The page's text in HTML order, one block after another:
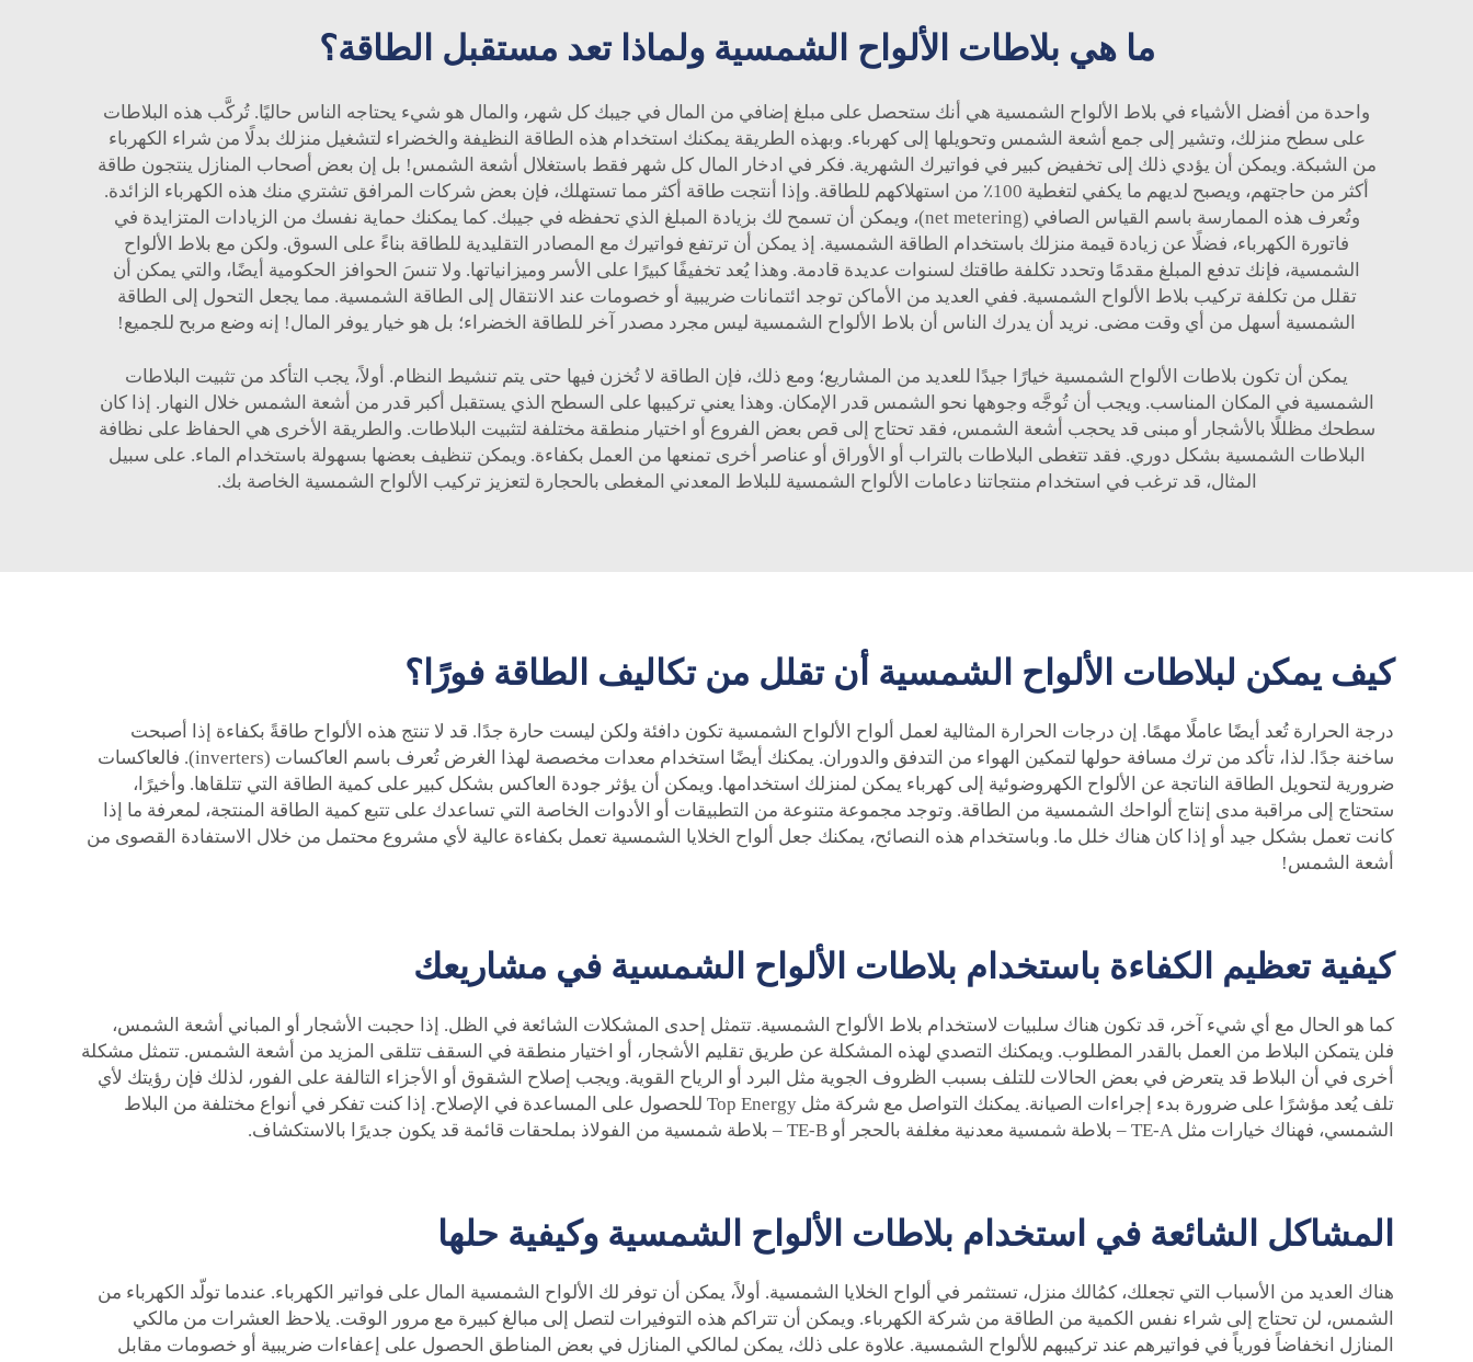
ما هي بلاطات الألواح الشمسية ولماذا تعد مستقبل الطاقة؟
واحدة من أفضل الأشياء في بلاط الألواح الشمسية هي أنك ستحصل على مبلغ إضافي من المال في جيبك كل شهر، والمال هو شيء يحتاجه الناس حاليًا. تُركَّب هذه البلاطات
على سطح منزلك، وتشير إلى جمع أشعة الشمس وتحويلها إلى كهرباء. وبهذه الطريقة يمكنك استخدام هذه الطاقة النظيفة والخضراء لتشغيل منزلك بدلًا من شراء الكهرباء
من الشبكة. ويمكن أن يؤدي ذلك إلى تخفيض كبير في فواتيرك الشهرية. فكر في ادخار المال كل شهر فقط باستغلال أشعة الشمس! بل إن بعض أصحاب المنازل ينتجون طاقة
أكثر من حاجتهم، ويصبح لديهم ما يكفي لتغطية 100٪ من استهلاكهم للطاقة. وإذا أنتجت طاقة أكثر مما تستهلك، فإن بعض شركات المرافق تشتري منك هذه الكهرباء الزائدة.
وتُعرف هذه الممارسة باسم القياس الصافي (net metering)، ويمكن أن تسمح لك بزيادة المبلغ الذي تحفظه في جيبك. كما يمكنك حماية نفسك من الزيادات المتزايدة في
فاتورة الكهرباء، فضلًا عن زيادة قيمة منزلك باستخدام الطاقة الشمسية. إذ يمكن أن ترتفع فواتيرك مع المصادر التقليدية للطاقة بناءً على السوق. ولكن مع بلاط الألواح
الشمسية، فإنك تدفع المبلغ مقدمًا وتحدد تكلفة طاقتك لسنوات عديدة قادمة. وهذا يُعد تخفيفًا كبيرًا على الأسر وميزانياتها. ولا تنسَ الحوافز الحكومية أيضًا، والتي يمكن أن
تقلل من تكلفة تركيب بلاط الألواح الشمسية. ففي العديد من الأماكن توجد ائتمانات ضريبية أو خصومات عند الانتقال إلى الطاقة الشمسية. مما يجعل التحول إلى الطاقة
الشمسية أسهل من أي وقت مضى. نريد أن يدرك الناس أن بلاط الألواح الشمسية ليس مجرد مصدر آخر للطاقة الخضراء؛ بل هو خيار يوفر المال! إنه وضع مربح للجميع!
يمكن أن تكون بلاطات الألواح الشمسية خيارًا جيدًا للعديد من المشاريع؛ ومع ذلك، فإن الطاقة لا تُخزن فيها حتى يتم تنشيط النظام. أولاً، يجب التأكد من تثبيت البلاطات
الشمسية في المكان المناسب. ويجب أن تُوجَّه وجوهها نحو الشمس قدر الإمكان. وهذا يعني تركيبها على السطح الذي يستقبل أكبر قدر من أشعة الشمس خلال النهار. إذا كان
سطحك مظللًا بالأشجار أو مبنى قد يحجب أشعة الشمس، فقد تحتاج إلى قص بعض الفروع أو اختيار منطقة مختلفة لتثبيت البلاطات. والطريقة الأخرى هي الحفاظ على نظافة
البلاطات الشمسية بشكل دوري. فقد تتغطى البلاطات بالتراب أو الأوراق أو عناصر أخرى تمنعها من العمل بكفاءة. ويمكن تنظيف بعضها بسهولة باستخدام الماء. على سبيل
المثال، قد ترغب في استخدام منتجاتنا دعامات الألواح الشمسية للبلاط المعدني المغطى بالحجارة لتعزيز تركيب الألواح الشمسية الخاصة بك.
كيف يمكن لبلاطات الألواح الشمسية أن تقلل من تكاليف الطاقة فورًا؟
درجة الحرارة تُعد أيضًا عاملًا مهمًا. إن درجات الحرارة المثالية لعمل ألواح الألواح الشمسية تكون دافئة ولكن ليست حارة جدًا. قد لا تنتج هذه الألواح طاقةً بكفاءة إذا أصبحت
ساخنة جدًا. لذا، تأكد من ترك مسافة حولها لتمكين الهواء من التدفق والدوران. يمكنك أيضًا استخدام معدات مخصصة لهذا الغرض تُعرف باسم العاكسات (inverters). فالعاكسات
ضرورية لتحويل الطاقة الناتجة عن الألواح الكهروضوئية إلى كهرباء يمكن لمنزلك استخدامها. ويمكن أن يؤثر جودة العاكس بشكل كبير على كمية الطاقة التي تتلقاها. وأخيرًا،
ستحتاج إلى مراقبة مدى إنتاج ألواحك الشمسية من الطاقة. وتوجد مجموعة متنوعة من التطبيقات أو الأدوات الخاصة التي تساعدك على تتبع كمية الطاقة المنتجة، لمعرفة ما إذا
كانت تعمل بشكل جيد أو إذا كان هناك خلل ما. وباستخدام هذه النصائح، يمكنك جعل ألواح الخلايا الشمسية تعمل بكفاءة عالية لأي مشروع محتمل من خلال الاستفادة القصوى من
أشعة الشمس!
كيفية تعظيم الكفاءة باستخدام بلاطات الألواح الشمسية في مشاريعك
كما هو الحال مع أي شيء آخر، قد تكون هناك سلبيات لاستخدام بلاط الألواح الشمسية. تتمثل إحدى المشكلات الشائعة في الظل. إذا حجبت الأشجار أو المباني أشعة الشمس،
فلن يتمكن البلاط من العمل بالقدر المطلوب. ويمكنك التصدي لهذه المشكلة عن طريق تقليم الأشجار، أو اختيار منطقة في السقف تتلقى المزيد من أشعة الشمس. تتمثل مشكلة
أخرى في أن البلاط قد يتعرض في بعض الحالات للتلف بسبب الظروف الجوية مثل البرد أو الرياح القوية. ويجب إصلاح الشقوق أو الأجزاء التالفة على الفور، لذلك فإن رؤيتك لأي
تلف يُعد مؤشرًا على ضرورة بدء إجراءات الصيانة. يمكنك التواصل مع شركة مثل Top Energy للحصول على المساعدة في الإصلاح. إذا كنت تفكر في أنواع مختلفة من البلاط
الشمسي، فهناك خيارات مثل TE-A – بلاطة شمسية معدنية مغلفة بالحجر أو TE-B – بلاطة شمسية من الفولاذ بملحقات قائمة قد يكون جديرًا بالاستكشاف.
المشاكل الشائعة في استخدام بلاطات الألواح الشمسية وكيفية حلها
هناك العديد من الأسباب التي تجعلك، كمُالك منزل، تستثمر في ألواح الخلايا الشمسية. أولاً، يمكن أن توفر لك الألواح الشمسية المال على فواتير الكهرباء. عندما تولّد الكهرباء من
الشمس، لن تحتاج إلى شراء نفس الكمية من الطاقة من شركة الكهرباء. ويمكن أن تتراكم هذه التوفيرات لتصل إلى مبالغ كبيرة مع مرور الوقت. يلاحظ العشرات من مالكي
المنازل انخفاضاً فورياً في فواتيرهم عند تركيبهم للألواح الشمسية. علاوة على ذلك، يمكن لمالكي المنازل في بعض المناطق الحصول على إعفاءات ضريبية أو خصومات مقابل